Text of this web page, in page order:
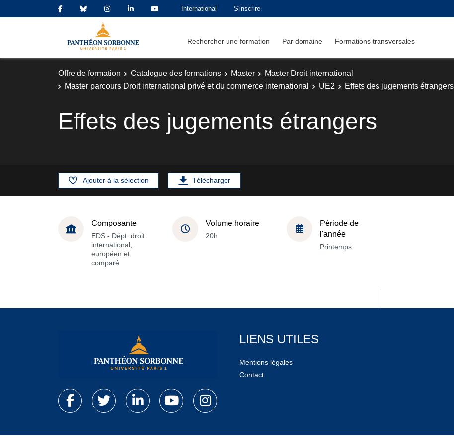
International S'inscrire
Rechercher une formation Par domaine Formations transversales
Offre de formation Catalogue des formations Master
Master Droit international
Master parcours Droit international privé et du commerce international
UE2 Effets des jugements étrangers
Effets des jugements étrangers
Ajouter à la sélection Télécharger
Composante
EDS - Dépt. droit
international,
européen et
comparé
Volume horaire
20h
Période de
l'année
Printemps
LIENS UTILES
Mentions légales
Contact